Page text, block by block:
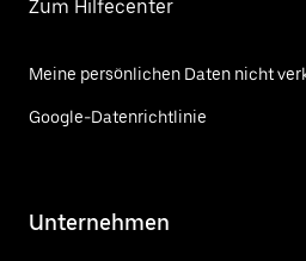
Zum Hilfecenter
Meine persönlichen Daten nicht
Google-Datenrichtlinie
Unternehmen